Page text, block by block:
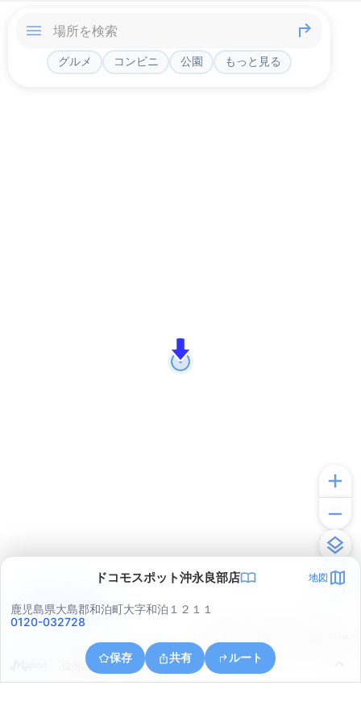
グルメ コンビニ 公園 もっと見る
ドコモスポット沖永良部店 地図
鹿児島県大島郡和泊町大字和泊１２１１
0120-032728
保存 共有 ルート
住所の取得に失敗しました
アプリで見る